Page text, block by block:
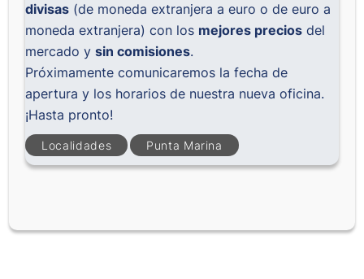
divisas (de moneda extranjera a euro o de euro a
moneda extranjera) con los mejores precios del
mercado ysin comisiones.
Próximamente comunicaremos la fecha de
apertura y los horarios de nuestra nueva oficina.
¡Hasta pronto!
Localidades Punta Marina